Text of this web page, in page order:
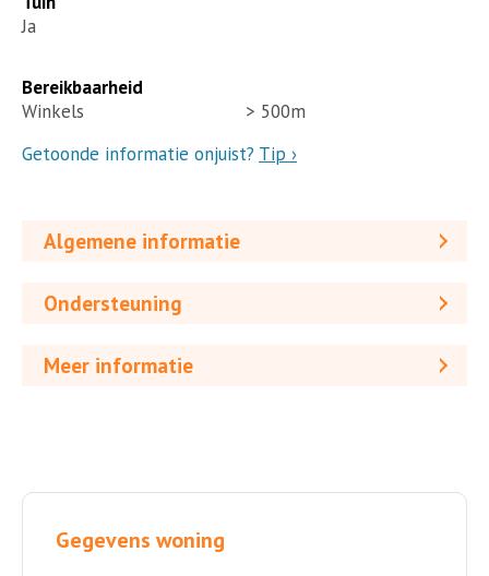
Ja
Bereikbaarheid
Winkels
> 500m
Getoonde informatie onjuist? Tip ›
Algemene informatie
Ondersteuning
Meer informatie
Gegevens woning